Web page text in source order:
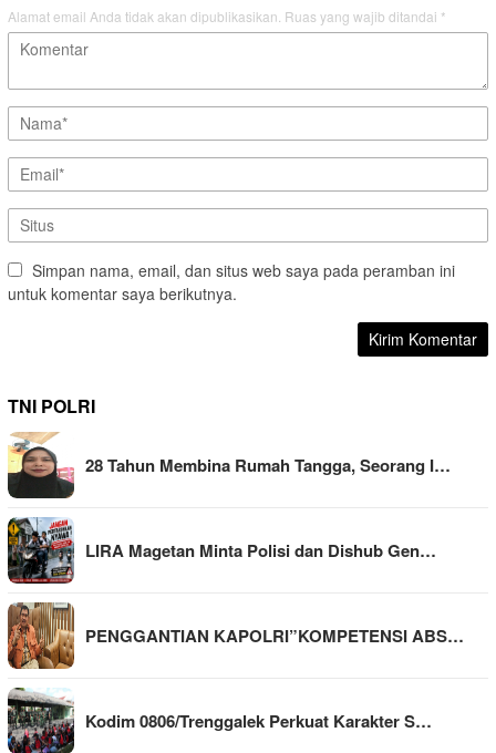
Alamat email Anda tidak akan dipublikasikan. Ruas yang wajib ditandai *
Simpan nama, email, dan situs web saya pada peramban ini
untuk komentar saya berikutnya.
TNI POLRI
28 Tahun Membina Rumah Tangga, Seorang I…
LIRA Magetan Minta Polisi dan Dishub Gen…
PENGGANTIAN KAPOLRI”KOMPETENSI ABS…
Kodim 0806/Trenggalek Perkuat Karakter S…